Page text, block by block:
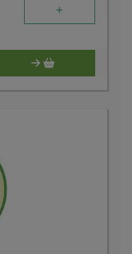
+